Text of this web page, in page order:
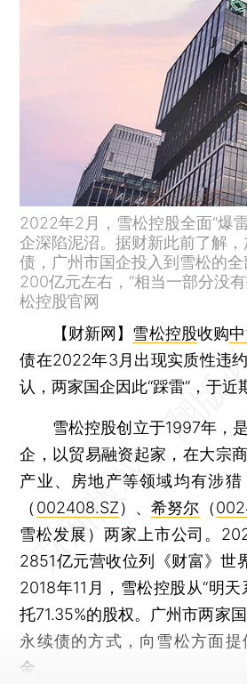
2022年2月，雪松控股全面“爆
企深陷泥沼。据财新此前了解
债，广州市国企投入到雪松的
200亿元左右，“相当一部分没
松控股官网
【财新网】 雪松控股收购
债在2022年3月出现实质性违
认，两家国企因此“踩雷”，于近
雪松控股创立于1997年，是
企，以贸易融资起家，在大宗
产业、房地产等领域均有涉猎
（ 002408.SZ）、希努尔 （
雪松发展）两家上市公司。
2851亿元营收位列《财富》世
2018年11月，雪松控股从“明
托71.35%的股权。广州市两家
永续债的方式，向雪松方面
金。